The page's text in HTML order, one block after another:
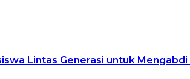
Lintas Generasi untuk